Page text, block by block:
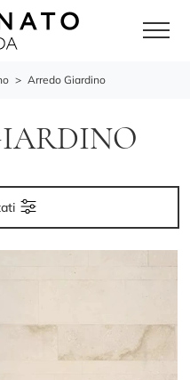
> Arredo Giardino